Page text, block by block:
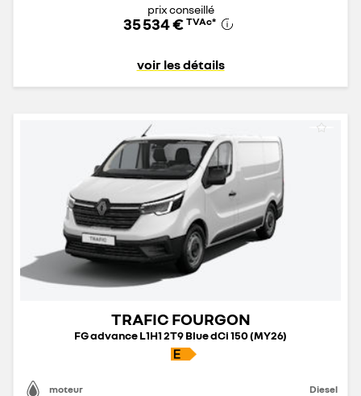
prix conseillé
35 534 € TVAc*
voir les détails
TRAFIC FOURGON
FG advance L1H1 2T9 Blue dCi 150 (MY26)
moteur Diesel